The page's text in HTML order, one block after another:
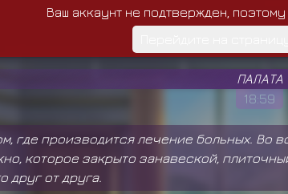
Ваш аккаунт не подтвержден,
ПАЛАТА
18:59
где производится лечение больных.
которое закрыто занавеской,
друг от друга.